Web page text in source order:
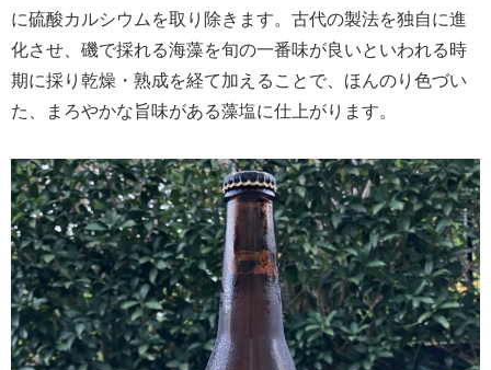
に硫酸カルシウムを取り除きます。古代の製法を独自に進
化させ、磯で採れる海藻を旬の一番味が良いといわれる時
期に採り乾燥・熟成を経て加えることで、ほんのり色づい
た、まろやかな旨味がある藻塩に仕上がります。